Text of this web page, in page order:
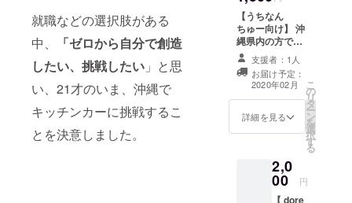
就職などの選択肢がある
中、
「ゼロから自分で創造
したい、挑戦したい 」と思
い、21才のいま、沖縄で
キッチンカーに挑戦するこ
とを決意しました。
【うちなん
ちゅー向け】 沖
縄県内の方で
「ただただタピ
オカを飲みた
い！」という人
にオススメのリ
ターンです。 ①
感謝の気持ちを
込めたメール ②
×5（通常2500円
は本文中の《リ
支援者：1人
お届け予定：
2020年02月
詳細を見る
こ
の
リ
タ
ー
ン
を
選
択
す
る
2,0
00 円